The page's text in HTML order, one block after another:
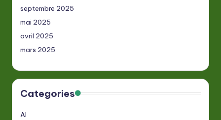
septembre 2025
mai 2025
avril 2025
mars 2025
Categories
AI